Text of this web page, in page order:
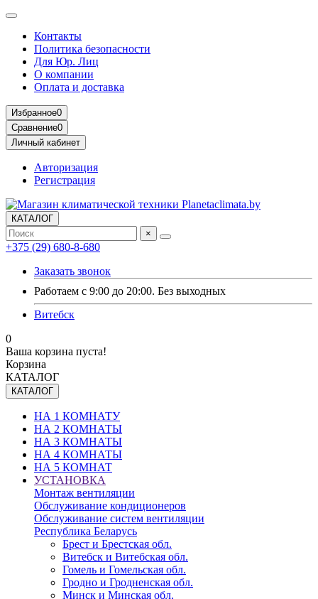
Контакты
Политика безопасности
Для Юр. Лиц
О компании
Оплата и доставка
Избранное0
Сравнение0
Личный кабинет
Авторизация
Регистрация
КАТАЛОГ
×
+375 (29) 680-8-680
Заказать звонок
Работаем с 9:00 до 20:00. Без выходных
Витебск
0
Ваша корзина пуста!
Корзина
КАТАЛОГ
КАТАЛОГ
НА 1 КОМНАТУ
НА 2 КОМНАТЫ
НА 3 КОМНАТЫ
НА 4 КОМНАТЫ
НА 5 КОМНАТ
УСТАНОВКА
Монтаж вентиляции
Обслуживание кондиционеров
Обслуживание систем вентиляции
Республика Беларусь
Брест и Брестская обл.
Витебск и Витебская обл.
Гомель и Гомельская обл.
Гродно и Гродненская обл.
Минск и Минская обл.